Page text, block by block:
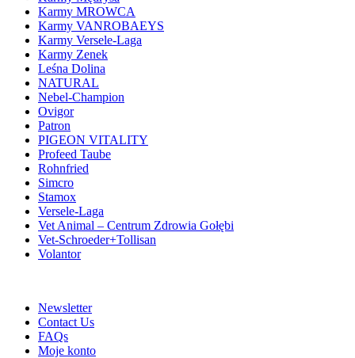
Karmy MROWCA
Karmy VANROBAEYS
Karmy Versele-Laga
Karmy Zenek
Leśna Dolina
NATURAL
Nebel-Champion
Ovigor
Patron
PIGEON VITALITY
Profeed Taube
Rohnfried
Simcro
Stamox
Versele-Laga
Vet Animal – Centrum Zdrowia Gołębi
Vet-Schroeder+Tollisan
Volantor
Newsletter
Contact Us
FAQs
Moje konto